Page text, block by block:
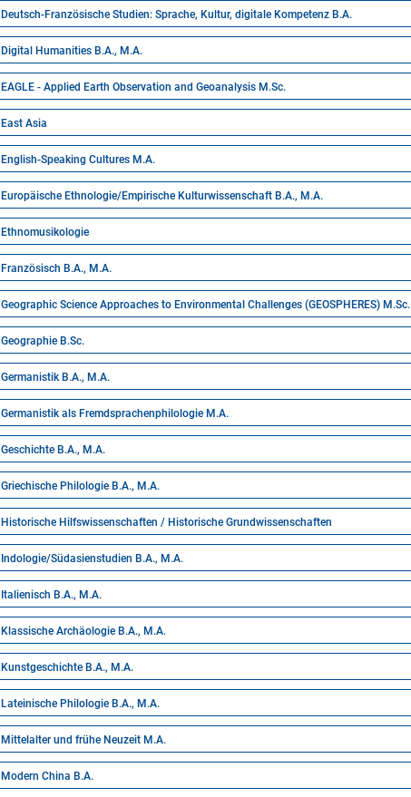
Deutsch-Französische Studien: Sprache, Kultur, digitale Kompetenz B.A.
Digital Humanities B.A., M.A.
EAGLE - Applied Earth Observation and Geoanalysis M.Sc.
East Asia
English-Speaking Cultures M.A.
Europäische Ethnologie/Empirische Kulturwissenschaft B.A., M.A.
Ethnomusikologie
Französisch B.A., M.A.
Geographic Science Approaches to Environmental Challenges (GEOSPHERES) M.Sc.
Geographie B.Sc.
Germanistik B.A., M.A.
Germanistik als Fremdsprachenphilologie M.A.
Geschichte B.A., M.A.
Griechische Philologie B.A., M.A.
Historische Hilfswissenschaften / Historische Grundwissenschaften
Indologie/Südasienstudien B.A., M.A.
Italienisch B.A., M.A.
Klassische Archäologie B.A., M.A.
Kunstgeschichte B.A., M.A.
Lateinische Philologie B.A., M.A.
Mittelalter und frühe Neuzeit M.A.
Modern China B.A.